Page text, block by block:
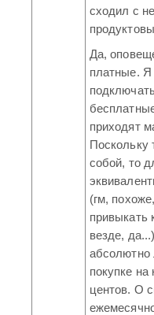
сходил с
Да,
платные.
приходят
Поскольку
собой, то
(гм,
привыкать
везде,
абсолютно
покупке на
центов. О